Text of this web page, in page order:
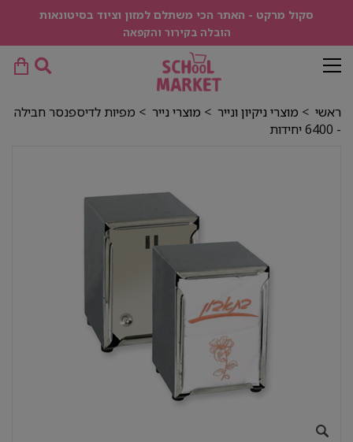
סקול מרקט - האתר הכי משתלם למזון וציוד בסיטונאות
הובלה בקירור והקפאה
ראשי > מוצרי ניקיון ונייר > מוצרי נייר > מפיות לדיספנסר חבילה
- 6400 יחידות